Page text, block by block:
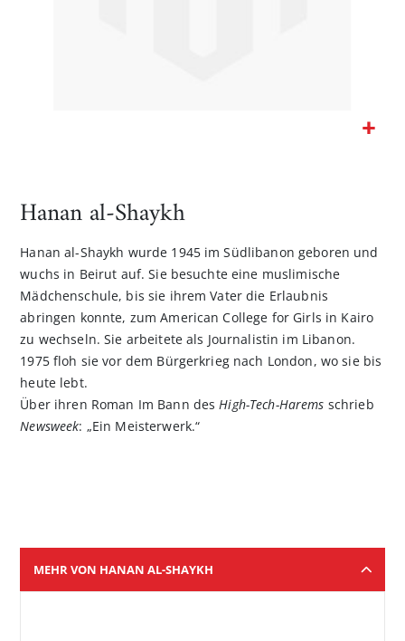
Bildgalerie
Hanan al-Shaykh
Hanan al-Shaykh wurde 1945 im Südlibanon geboren und
wuchs in Beirut auf. Sie besuchte eine muslimische
Mädchenschule, bis sie ihrem Vater die Erlaubnis
abringen konnte, zum American College for Girls in Kairo
zu wechseln. Sie arbeitete als Journalistin im Libanon.
1975 floh sie vor dem Bürgerkrieg nach London, wo sie bis
heute lebt.
Über ihren Roman Im Bann des High-Tech-Harems schrieb
Newsweek: „Ein Meisterwerk.“
MEHR VON HANAN AL-SHAYKH